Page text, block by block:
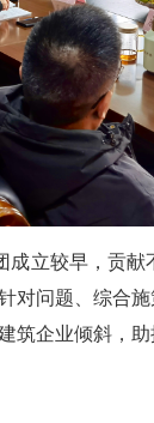
成立较早，贡
对问题、综合
筑企业倾斜，